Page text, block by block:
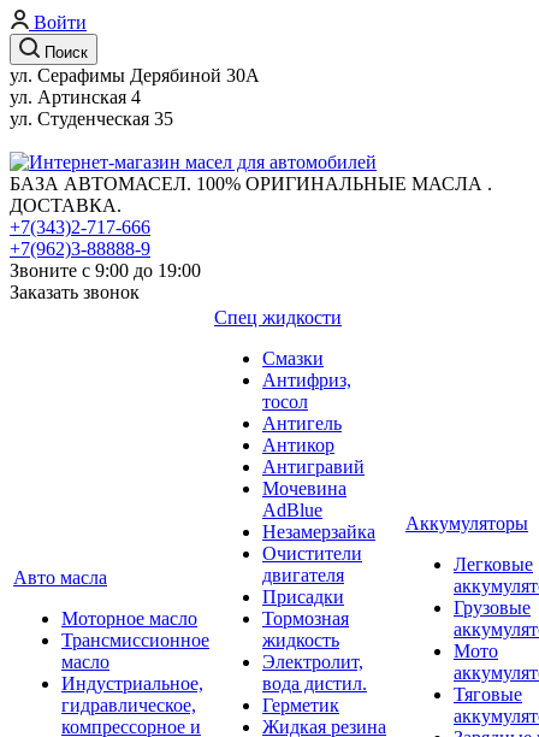
Войти
Поиск
ул. Серафимы Дерябиной 30А
ул. Артинская 4
ул. Студенческая 35
БАЗА АВТОМАСЕЛ. 100% ОРИГИНАЛЬНЫЕ МАСЛА .
ДОСТАВКА.
+7(343)2-717-666
+7(962)3-88888-9
Звоните с 9:00 до 19:00
Заказать звонок
Авто масла
Моторное масло
Трансмиссионное
масло
Индустриальное,
гидравлическое,
компрессорное и
Спец жидкости
Смазки
Антифриз,
тосол
Антигель
Антикор
Антигравий
Мочевина
AdBlue
Незамерзайка
Очистители
двигателя
Присадки
Тормозная
жидкость
Электролит,
вода дистил.
Герметик
Жидкая резина
Аккумуляторы
Легковые
Грузовые
Мото
Тяговые